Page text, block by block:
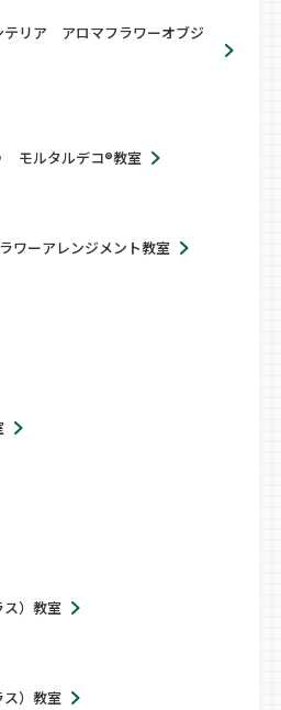
リア アロマフラワーオブジ
モルタルデコ®教室
ーアレンジメント教室
ス）教室
ス）教室